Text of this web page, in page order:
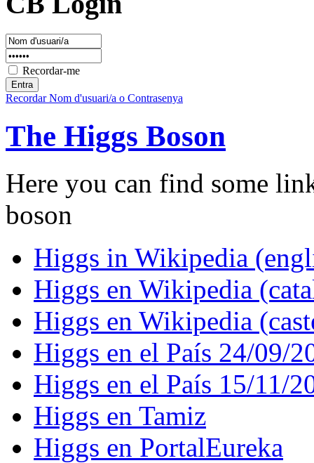
Recordar-me
Recordar Nom d'usuari/a o Contrasenya
The Higgs Boson
Here you can find some
boson
Higgs in Wikipedia
Higgs en Wikipedia
Higgs en Wikipedia
Higgs en el País 24/09/
Higgs en el País 15/11/
Higgs en Tamiz
Higgs en PortalEureka